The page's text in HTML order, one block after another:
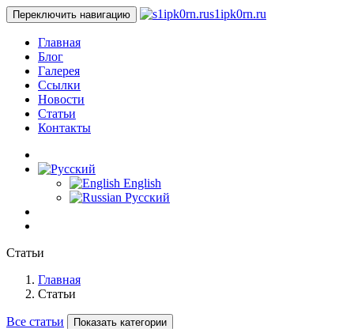
Переключить навигацию s1ipk0rn.ru
Главная
Блог
Галерея
Ссылки
Новости
Статьи
Контакты
English
Русский
Статьи
Главная
Статьи
Все статьи Показать категории